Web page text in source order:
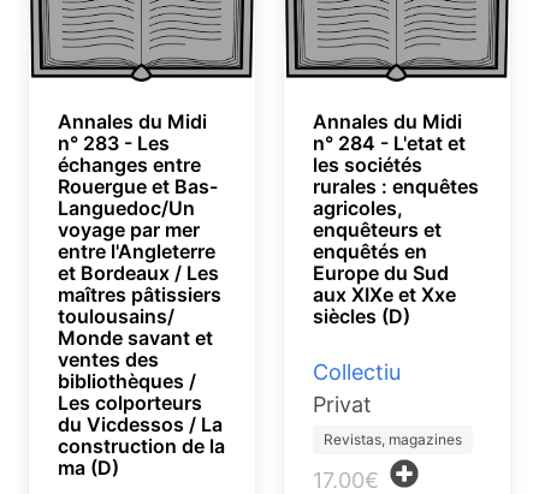
Annales du Midi
n° 283 - Les
échanges entre
Rouergue et Bas-
Languedoc/Un
voyage par mer
entre l'Angleterre
et Bordeaux / Les
maîtres pâtissiers
toulousains/
Monde savant et
ventes des
bibliothèques /
Les colporteurs
du Vicdessos / La
construction de la
ma (D)
Annales du Midi
n° 284 - L'etat et
les sociétés
rurales : enquêtes
agricoles,
enquêteurs et
enquêtés en
Europe du Sud
aux XIXe et Xxe
siècles (D)
Collectiu
Privat
Revistas, magazines
17.00€